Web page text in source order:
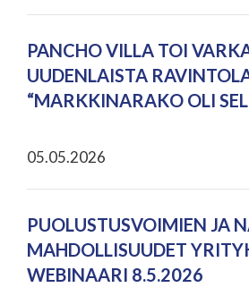
PANCHO VILLA TOI
UUDENLAISTA
“MARKKINARAKO OLI
05.05.2026
PUOLUSTUSVOIMIEN JA
MAHDOLLISUUDET
WEBINAARI 8.5.2026